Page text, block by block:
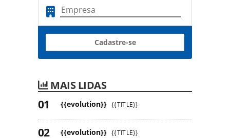
Cadastre-se
MAIS LIDAS
{{evolution}} {{TITLE}}
{{evolution}} {{TITLE}}